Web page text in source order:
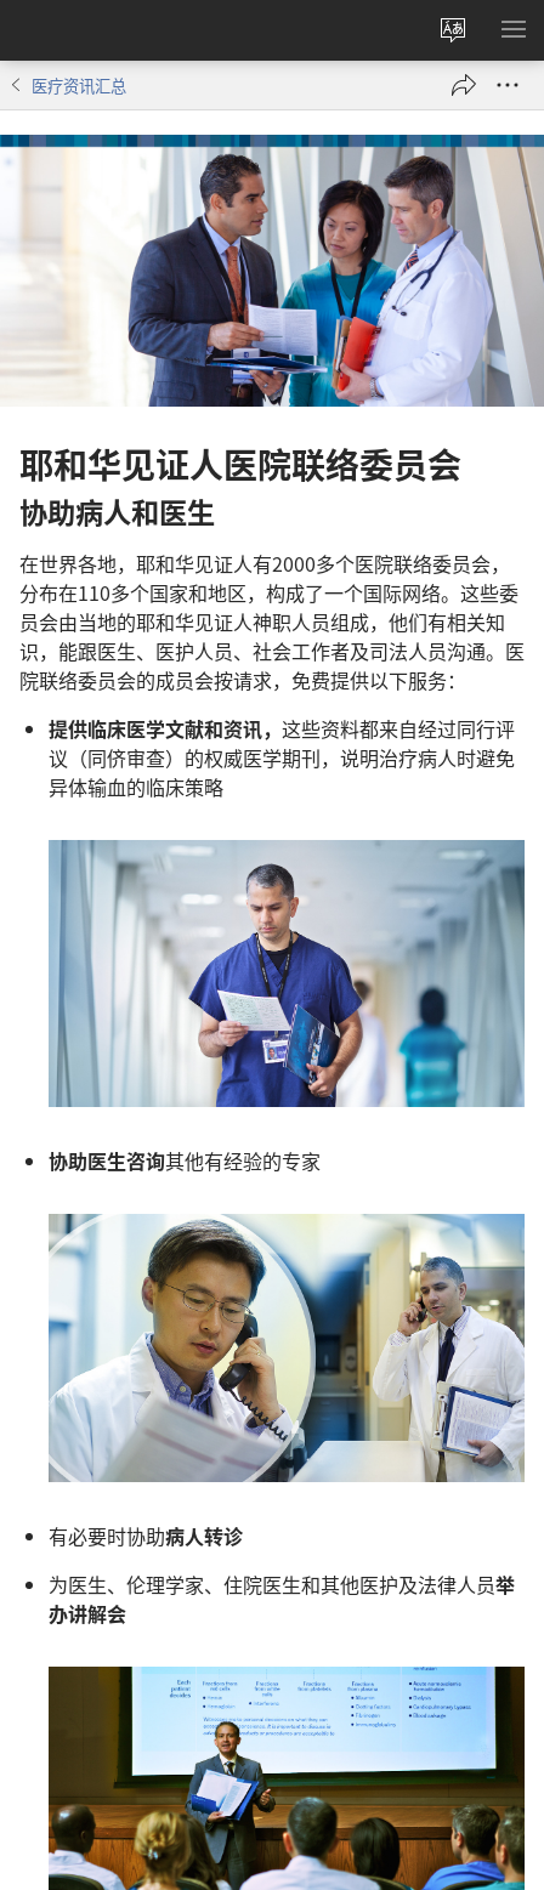
更
改
网
站
语
言
显
单
医疗资讯汇总
耶和华见证人医院联络委员会
协助病人和医生
在世界各地，耶和华见证人有2000多个医院联络委员会，
分布在110多个国家和地区，构成了一个国际网络。这些委
员会由当地的耶和华见证人神职人员组成，他们有相关知
识，能跟医生、医护人员、社会工作者及司法人员沟通。医
院联络委员会的成员会按请求，免费提供以下服务：
提供临床医学文献和资讯， 这些资料都来自经过同行评
议（同侪审查）的权威医学期刊，说明治疗病人时避免
异体输血的临床策略
协助医生咨询其他有经验的专家
有必要时协助病人转诊
为医生、伦理学家、住院医生和其他医护及法律人员举
办讲解会